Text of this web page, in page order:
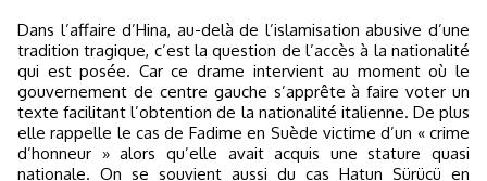
Dans l’affaire d’Hina, au-delà de l’islamisation abusive d’une
tradition tragique, c’est la question de l’accès à la nationalité
qui est posée. Car ce drame intervient au moment où le
gouvernement de centre gauche s’apprête à faire voter un
texte facilitant l’obtention de la nationalité italienne. De plus
elle rappelle le cas de Fadime en Suède victime d’un « crime
d’honneur » alors qu’elle avait acquis une stature quasi
nationale. On se souvient aussi du cas Hatun Sürücü en